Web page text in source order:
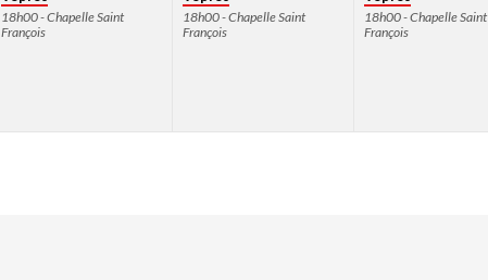
18h00 - Chapelle Saint
François
18h00 - Chapelle Saint
François
18h00 - Chapelle Saint
François